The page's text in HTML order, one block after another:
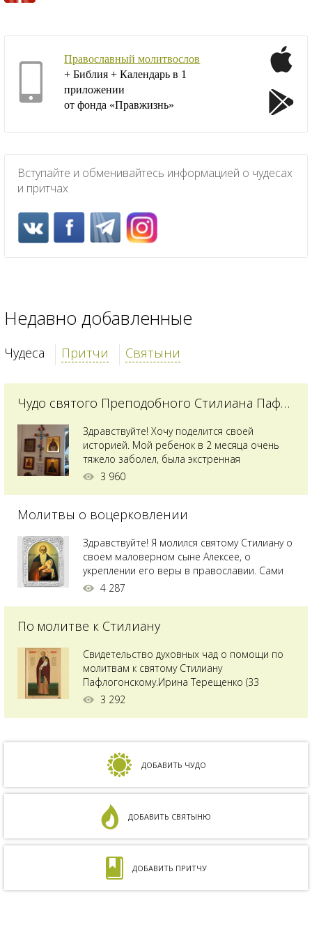
Православный молитвослов
+ Библия + Календарь в 1
приложении
от фонда «Правжизнь»
Вступайте и обменивайтесь информацией о чудесах
и притчах
Недавно добавленные
Чудеса Притчи Святыни
Чудо святого Преподобного Стилиана Пафлагонского
Здравствуйте! Хочу поделится своей
историей. Мой ребенок в 2 месяца очень
тяжело заболел, была экстренная
сложнейшая операция, состояние после
святого Владимира я увидела незнакомую
позже прочитав про него, узнала про
Преподобного...
3 960
Молитвы о воцерковлении
Здравствуйте! Я молился святому Стилиану о
своем маловерном сыне Алексее, о
укреплении его веры в православии. Сами
мы с супругой воцерковлены. Через год
вершину. Приложились к множеству святынь
4 287
По молитве к Стилиану
Свидетельство духовных чад о помощи по
молитвам к святому Стилиану
Пафлогонскому.Ирина Терещенко (33
года):Мы с мужем долгое время пытались
на совместимость показал, что мы с мужем
несовместимы. Кроме того, мне ставили...
3 292
ДОБАВИТЬ ЧУДО
ДОБАВИТЬ СВЯТЫНЮ
ДОБАВИТЬ ПРИТЧУ